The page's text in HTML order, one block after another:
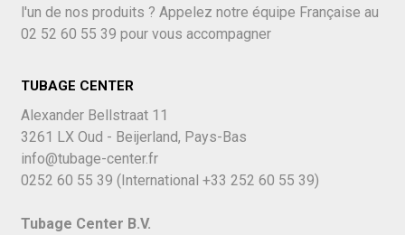
l'un de nos produits ? Appelez notre équipe Française au
02 52 60 55 39 pour vous accompagner
TUBAGE CENTER
Alexander Bellstraat 11
3261 LX Oud - Beijerland, Pays-Bas
info@tubage-center.fr
0252 60 55 39 (International +33 252 60 55 39)
Tubage Center B.V.